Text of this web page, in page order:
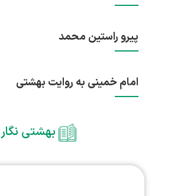
پیرو راستین محمد
امام خمینی به روایت بهشتی
بهشتی نگار